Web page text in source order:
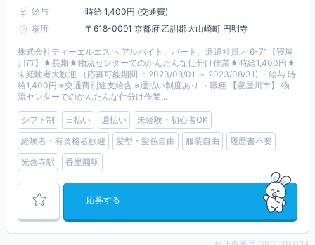
給与
時給 1,400円 (交通費)
場所
〒618-0091 京都府 乙訓郡大山崎町 円明寺
株式会社ティーエルエス ＜アルバイト、パート、派遣社員＞ 6-71【寝屋
川市】★長期★物流センターでのかんたんな仕分け作業★時給1,400円★
未経験者大歓迎 （応募可能期間 ：2023/08/01 ～ 2023/08/31) ・給与 時
給1,400円 ※交通費別途支給含 ※週払い制度あり ・職種 【寝屋川市】 物
流センターでのかんたんな仕分け作業...
シフト制 日払い 週払い
未経験・初心者OK
経験者・有資格者歓迎
髪型・髪色自由 服装自由
履歴書不要
光善寺駅
香里園駅
応募する